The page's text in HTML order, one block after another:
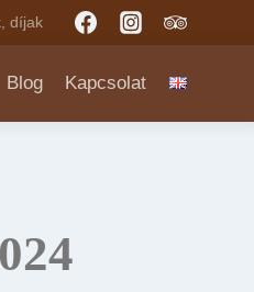
díjak
Blog Kapcsolat